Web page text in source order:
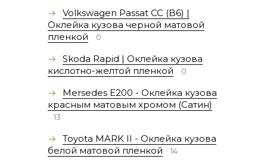
Volkswagen Passat СС (B6) |
Оклейка кузова черной матовой
пленкой
0
Skoda Rapid | Оклейка кузова
кислотно-желтой пленкой
0
Mersedes E200 - Оклейка кузова
красным матовым хромом (Сатин)
13
Toyota MARK II - Оклейка кузова
белой матовой пленкой
14